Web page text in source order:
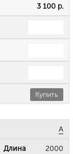
3 100 р.
Купить
А
2000